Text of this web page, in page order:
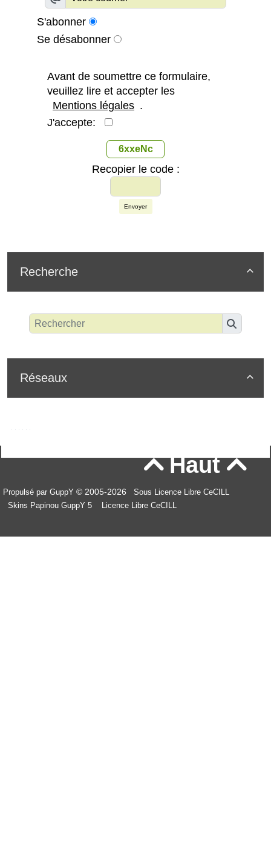
S'abonner
Se désabonner
Avant de soumettre ce formulaire,
veuillez lire et accepter les
Mentions légales .
J'accepte:
6xxeNc
Recopier le code :
Envoyer

Recherche

Réseaux
Haut
Propulsé par GuppY © 2005-2026
Sous Licence Libre CeCILL
Skins Papinou GuppY 5
Licence Libre CeCILL